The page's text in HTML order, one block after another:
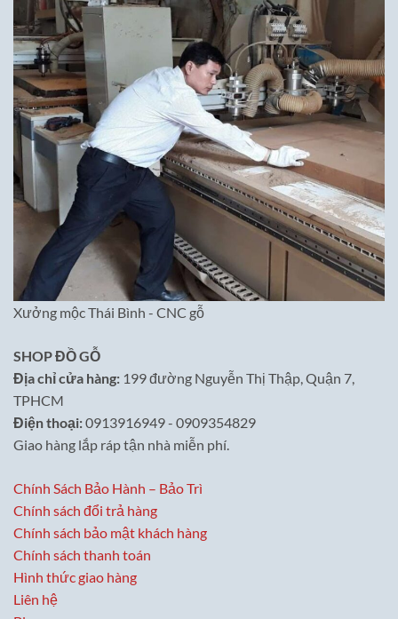
Xưởng mộc Thái Bình - CNC gỗ
SHOP ĐỒ GỖ
Địa chỉ cửa hàng: 199 đường Nguyễn Thị Thập, Quận 7,
TPHCM
Điện thoại:0913916949 - 0909354829
Giao hàng lắp ráp tận nhà miễn phí.
Chính Sách Bảo Hành – Bảo Trì
Chính sách đổi trả hàng
Chính sách bảo mật khách hàng
Chính sách thanh toán
Hình thức giao hàng
Liên hệ